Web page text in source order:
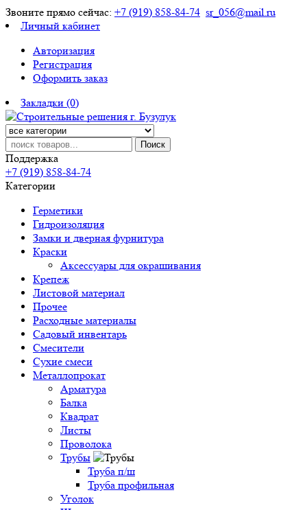
Звоните прямо сейчас: +7 (919) 858-84-74 sr_056@mail.ru
Личный кабинет
Авторизация
Регистрация
Оформить заказ
Закладки (0)
Поиск
Поддержка
+7 (919) 858-84-74
Категории
Герметики
Гидроизоляция
Замки и дверная фурнитура
Краски
Аксессуары для окрашивания
Крепеж
Листовой материал
Прочее
Расходные материалы
Садовый инвентарь
Смесители
Сухие смеси
Металлопрокат
Арматура
Балка
Квадрат
Листы
Проволока
Трубы
Труба п/ш
Труба профильная
Уголок